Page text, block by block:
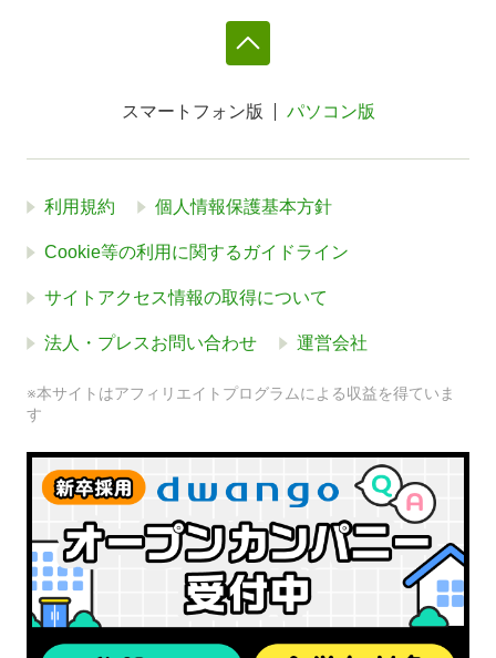
スマートフォン版 パソコン版
利用規約 個人情報保護基本方針
Cookie等の利用に関するガイドライン
サイトアクセス情報の取得について
法人・プレスお問い合わせ 運営会社
※本サイトはアフィリエイトプログラムによる収益を得ていま
す